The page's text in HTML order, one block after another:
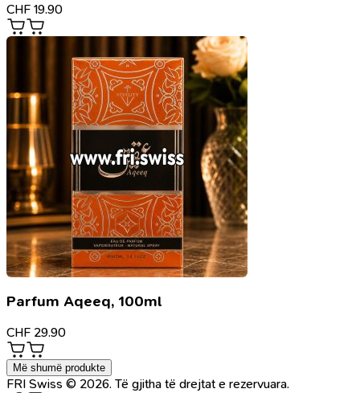
CHF 19.90
Parfum Aqeeq, 100ml
CHF 29.90
Më shumë produkte
FRI Swiss © 2026. Të gjitha të drejtat e rezervuara.